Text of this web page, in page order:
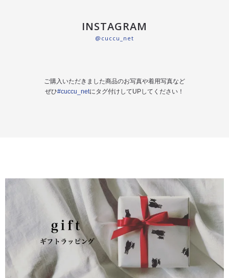
INSTAGRAM
@cuccu_net
ご購入いただきました商品のお写真や着用写真など
ぜひ#cuccu_netにタグ付けしてUPしてください！